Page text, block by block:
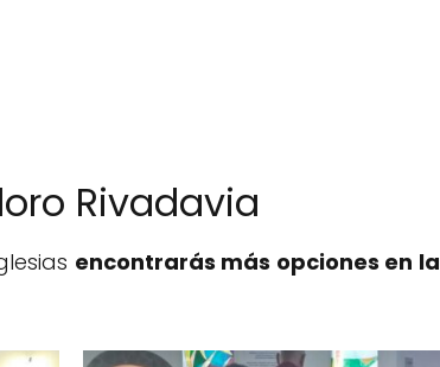
Rivadavia
encontrarás más opciones en la